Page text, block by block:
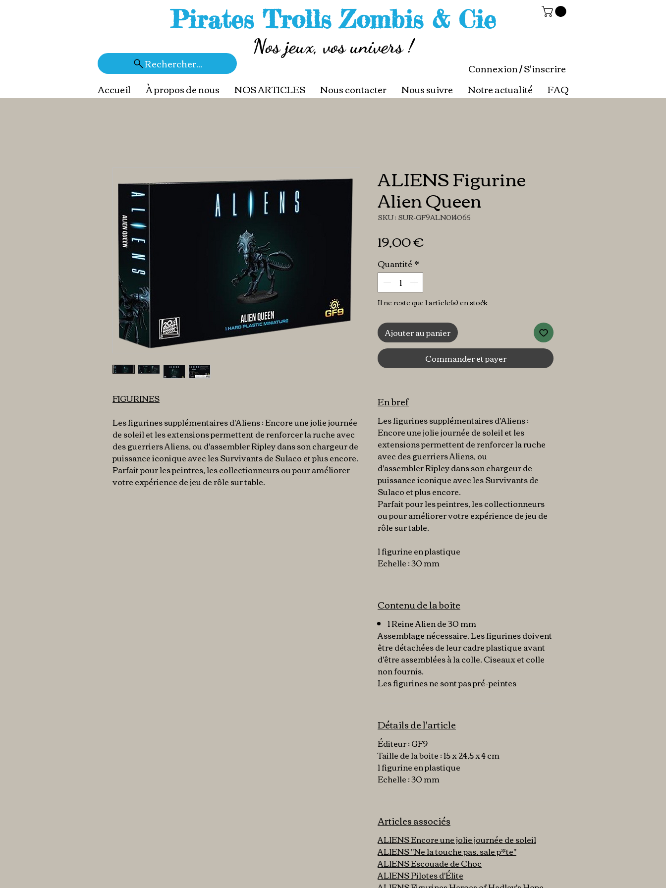
Pirates Trolls Zombis & Cie
Nos jeux, vos univers !
Connexion / S'inscrire
Rechercher...
Accueil
À propos de nous NOS ARTICLES Nous contacter Nous suivre Notre actualité FAQ
FIGURINES
Les figurines supplémentaires d'Aliens : Encore une jolie journée
de soleil et les extensions permettent de renforcer la ruche avec
des guerriers Aliens, ou d'assembler Ripley dans son chargeur de
puissance iconique avec les Survivants de Sulaco et plus encore.
Parfait pour les peintres, les collectionneurs ou pour améliorer
votre expérience de jeu de rôle sur table.
ALIENS Figurine
Alien Queen
SKU : SUR-GF9ALN014065
19,00 €Prix
Quantité *
Il ne reste que 1 article(s) en stock
Ajouter au panier
Commander et payer
En bref
Les figurines supplémentaires d'Aliens :
Encore une jolie journée de soleil et les
extensions permettent de renforcer la ruche
avec des guerriers Aliens, ou
d'assembler Ripley dans son chargeur de
puissance iconique avec les Survivants de
Sulaco et plus encore.
Parfait pour les peintres, les collectionneurs
ou pour améliorer votre expérience de jeu de
rôle sur table.
1 figurine en plastique
​​​​​​​Echelle : 30 mm
Contenu de la boite
1 Reine Alien de 30 mm
Assemblage nécessaire. Les figurines doivent
être détachées de leur cadre plastique avant
d'être assemblées à la colle. Ciseaux et colle
non fournis.
Les figurines ne sont pas pré-peintes
Détails de l'article
Éditeur : GF9
Taille de la boite : 15 x 24,5 x 4 cm
1 figurine en plastique
Echelle : 30 mm
Articles associés
ALIENS Encore une jolie journée de soleil
ALIENS "Ne la touche pas, sale p*te"
ALIENS Escouade de Choc
ALIENS Pilotes d'Élite